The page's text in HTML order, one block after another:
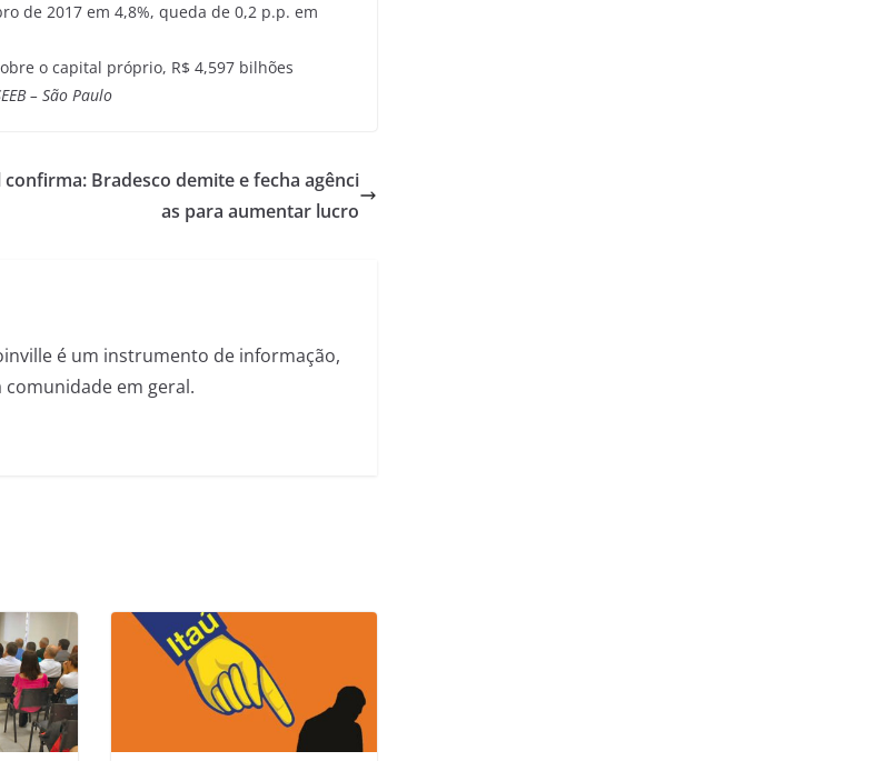
de 2017 em 4,8%, queda de 0,2 p.p. em
o capital próprio, R$ 4,597 bilhões
– São Paulo
confirma: Bradesco demite e fecha agênci
as para aumentar lucro
é um instrumento de informação,
em geral.